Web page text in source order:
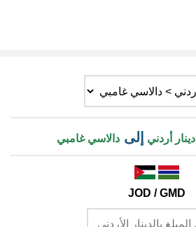
دينار أردني إلى دالاسي غامبي
JOD / GMD